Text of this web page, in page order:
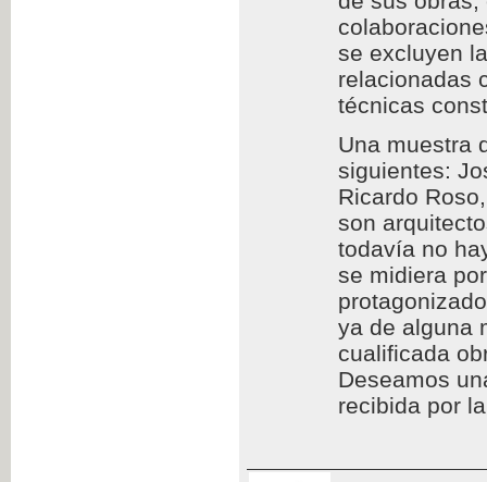
se excluyen
relacionadas
técnicas
Una muestra
siguientes:
Ricardo
son
todavía no
se midiera
ya de alguna
cualificada
Deseamos
recibida por